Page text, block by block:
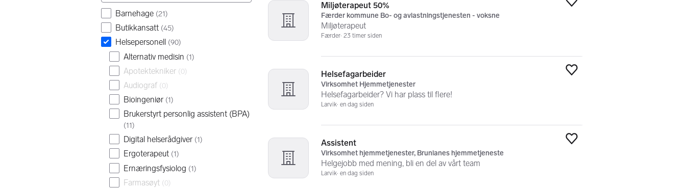
Barnehage (21)
Butikkansatt (45)
Helsepersonell (90)
Alternativ medisin (1)
Apotektekniker (0)
Audiograf (0)
Bioingeniør (1)
Brukerstyrt personlig assistent (BPA)
(11)
Digital helserådgiver (1)
Ergoterapeut (1)
Ernæringsfysiolog (1)
Farmasøyt (0)
Miljøterapeut 50%
Færder kommune Bo- og avlastningstjenesten - voksne
Miljøterapeut
Færder 23 timer siden
Helsefagarbeider
Virksomhet Hjemmetjenester
Helsefagarbeider? Vi har plass til flere!
Larvik en dag siden
Assistent
Virksomhet hjemmetjenester, Brunlanes hjemmetjeneste
Helgejobb med mening, bli en del av vårt team
Larvik en dag siden